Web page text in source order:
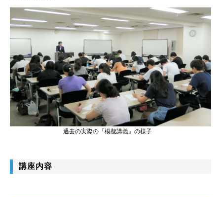
過去の実際の「模擬講義」の様子
講座内容